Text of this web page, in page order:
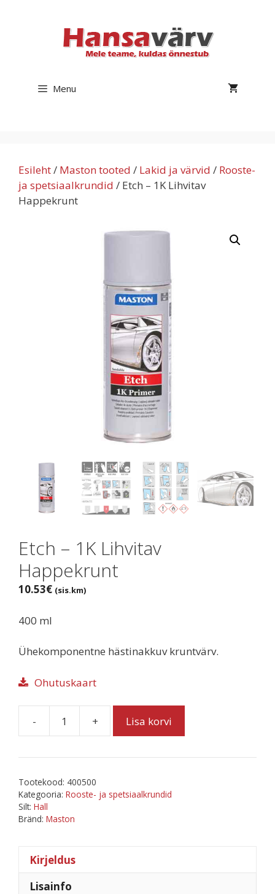
Menu
Esileht/ Maston tooted / Lakid ja värvid / Rooste-
ja spetsiaalkrundid / Etch – 1K Lihvitav
Happekrunt
Etch – 1K Lihvitav
Happekrunt
10.53€ (sis.km)
400 ml
Ühekomponentne hästinakkuv kruntvärv.
Ohutuskaart
-
Etch
1K
Happekrunt
kogus
+ Lisa korvi
Tootekood: 400500
Kategooria: Rooste- ja spetsiaalkrundid
Silt: Hall
Bränd: Maston
Kirjeldus
Lisainfo